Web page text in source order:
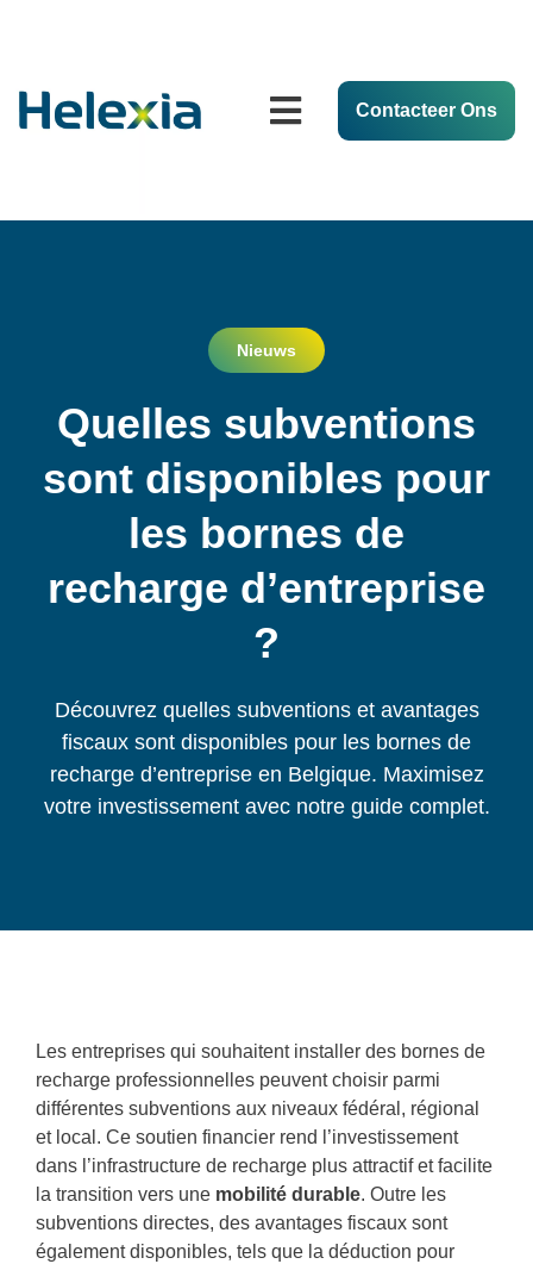
Contacteer Ons
Nieuws
Quelles subventions
sont disponibles pour
les bornes de
recharge d’entreprise
?
Découvrez quelles subventions et avantages
fiscaux sont disponibles pour les bornes de
recharge d’entreprise en Belgique. Maximisez
votre investissement avec notre guide complet.
Les entreprises qui souhaitent installer des bornes de
recharge professionnelles peuvent choisir parmi
différentes subventions aux niveaux fédéral, régional
et local. Ce soutien financier rend l’investissement
dans l’infrastructure de recharge plus attractif et facilite
la transition vers une mobilité durable. Outre les
subventions directes, des avantages fiscaux sont
également disponibles, tels que la déduction pour